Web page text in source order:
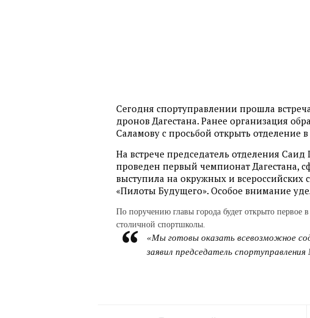
Сегодня спортуправлении прошла
дронов Дагестана. Ранее организация
Саламову с просьбой открыть отделение
На встрече председатель отделения
проведен первый чемпионат Дагестана,
выступила на окружных и всероссийских
«Пилоты Будущего». Особое внимание
По поручению главы города будет открыто первое
столичной спортшколы.
«Мы готовы оказать всевозможное
заявил председатель